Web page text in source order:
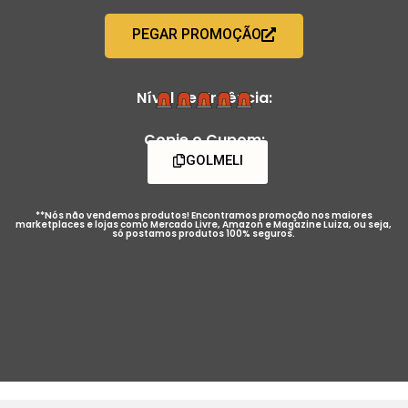
PEGAR PROMOÇÃO
Nível de Urgência:
Copie o Cupom:
GOLMELI
**Nós não vendemos produtos! Encontramos promoção nos maiores
marketplaces e lojas como Mercado Livre, Amazon e Magazine Luiza, ou seja,
só postamos produtos 100% seguros.